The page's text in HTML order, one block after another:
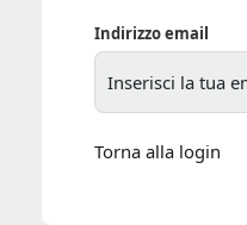
Indirizzo email
Torna alla login